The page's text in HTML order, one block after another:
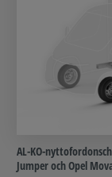
AL-KO-
Jumper och Opel